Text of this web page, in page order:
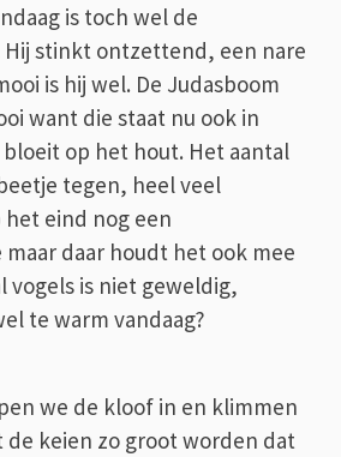
is toch wel de
stinkt ontzettend, een nare
is hij wel. De Judasboom
want die staat nu ook in
op het hout. Het aantal
tegen, heel veel
eind nog een
daar houdt het ook mee
vogels is niet geweldig,
te warm vandaag?
we de kloof in en klimmen
keien zo groot worden dat